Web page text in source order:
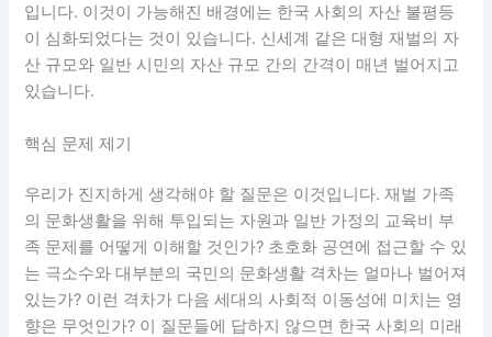
입니다. 이것이 가능해진 배경에는 한국 사회의 자산 불평등
이 심화되었다는 것이 있습니다. 신세계 같은 대형 재벌의 자
산 규모와 일반 시민의 자산 규모 간의 간격이 매년 벌어지고
있습니다.
핵심 문제 제기
우리가 진지하게 생각해야 할 질문은 이것입니다. 재벌 가족
의 문화생활을 위해 투입되는 자원과 일반 가정의 교육비 부
족 문제를 어떻게 이해할 것인가? 초호화 공연에 접근할 수 있
는 극소수와 대부분의 국민의 문화생활 격차는 얼마나 벌어져
있는가? 이런 격차가 다음 세대의 사회적 이동성에 미치는 영
향은 무엇인가? 이 질문들에 답하지 않으면 한국 사회의 미래